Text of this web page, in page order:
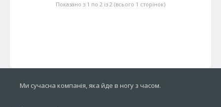
Показано з 1 по 2 із 2 (всього 1 сторінок)
Ми сучасна компанія, яка йде в ногу з часом.